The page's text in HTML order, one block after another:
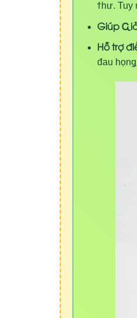
ϯhư. Tuy
Giúp
Hỗ trợ
đau họnǥ